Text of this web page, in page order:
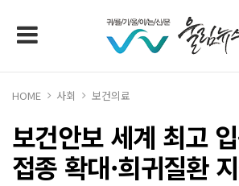
HOME 사회 보건의료
보건안보 세계 최고
접종 확대·희귀질환